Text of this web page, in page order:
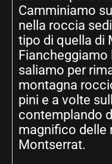
Camminiamo
nella roccia
tipo di quella di
Fiancheggiamo
saliamo per
montagna
pini e a volte
contemplando
magnifico delle
Montserrat.